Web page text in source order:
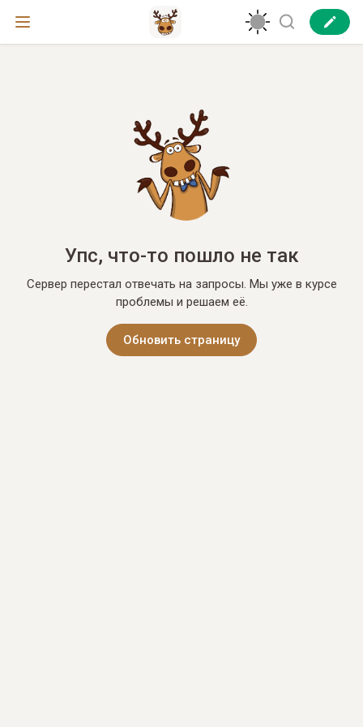
Упс, что-то пошло не так
Сервер перестал отвечать на запросы. Мы уже в курсе
проблемы и решаем её.
Обновить страницу